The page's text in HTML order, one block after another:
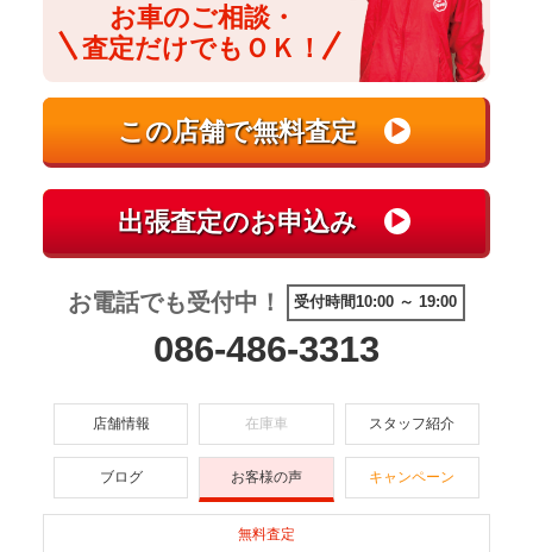
お車のご相談・
査定だけでもＯＫ！
お電話でも受付中！ 受付時間10:00 ～ 19:00
086-486-3313
店舗情報 在庫車 スタッフ紹介
ブログ お客様の声 キャンペーン
無料査定